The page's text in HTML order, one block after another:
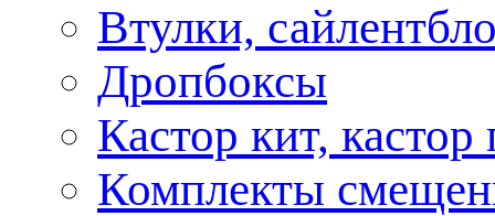
Втулки,
Дропбоксы
Кастор кит, кастор
Комплекты